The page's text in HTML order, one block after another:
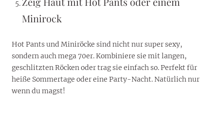
Minirock
Hot Pants und Miniröcke sind nicht nur super sexy,
sondern auch mega 70er. Kombiniere sie mit langen,
geschlitzten Röcken oder trag sie einfach so. Perfekt für
heiße Sommertage oder eine Party-Nacht. Natürlich nur
wenn du magst!